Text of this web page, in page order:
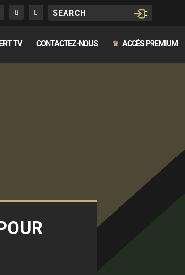
TV CONTACTEZ-NOUS ♛ ACCÈS PREMIUM